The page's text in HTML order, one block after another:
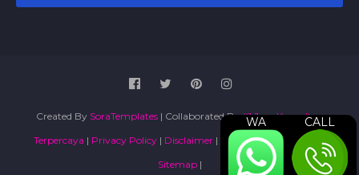
WA CALL
Created By SoraTemplates| Collaborated By#1 Jasa Konsultan
Terpercaya | Privacy Policy | Disclaimer | Terms and Conditions |
Sitemap|